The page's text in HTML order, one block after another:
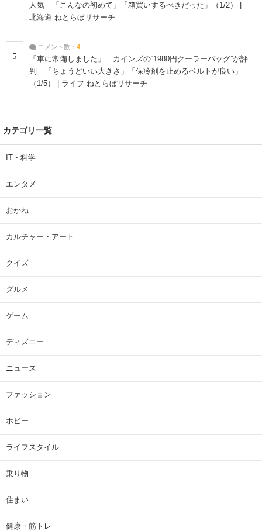
人気 「こんなの初めて」「箱買いするべきだった」（1/2） |
北海道 ねとらぼリサーチ
5
コメント数： 4
「車に常備しました」 カインズの“1980円クーラーバッグ”が評
判 「ちょうどいい大きさ」「保冷剤を止めるベルトが良い」
（1/5） | ライフ ねとらぼリサーチ
カテゴリ一覧
IT・科学
エンタメ
おかね
カルチャー・アート
クイズ
グルメ
ゲーム
ディズニー
ニュース
ファッション
ホビー
ライフスタイル
乗り物
住まい
健康・筋トレ